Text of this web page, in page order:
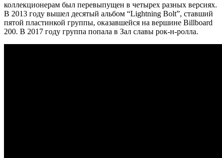
коллекционерам был перевыпущен в четырех разных версиях.
В 2013 году вышел десятый альбом “Lightning Bolt”, ставший
пятой пластинкой группы, оказавшейся на вершине Billboard
200. В 2017 году группа попала в Зал славы рок-н-ролла.